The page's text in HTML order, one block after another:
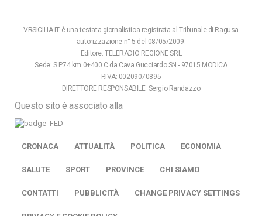
VRSICILIA.IT è una testata giornalistica registrata al Tribunale di Ragusa
autorizzazione n° 5 del 08/05/2009.
Editore: TELERADIO REGIONE SRL
Sede: S.P.74 km 0+400 C.da Cava Gucciardo SN - 97015 MODICA
P.IVA: 00209070895
DIRETTORE RESPONSABILE: Sergio Randazzo
Questo sito è associato alla
CRONACA ATTUALITÀ POLITICA ECONOMIA
SALUTE SPORT PROVINCE CHI SIAMO
CONTATTI PUBBLICITÀ CHANGE PRIVACY SETTINGS